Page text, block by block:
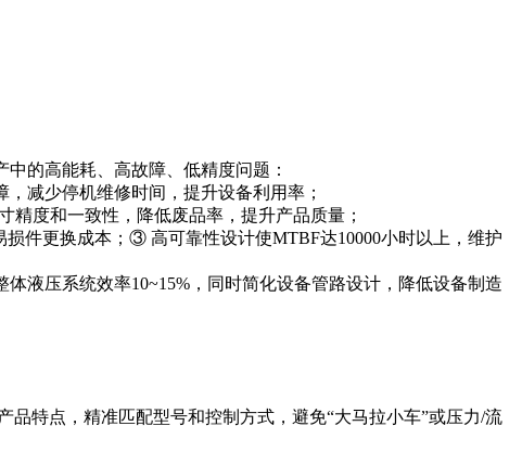
的高能耗、高故障、低精度问题：
减少停机维修时间，提升设备利用率；
度和一致性，降低废品率，提升产品质量；
件更换成本；③ 高可靠性设计使MTBF达10000小时以上，维护
液压系统效率10~15%，同时简化设备管路设计，降低设备制造
特点，精准匹配型号和控制方式，避免“大马拉小车”或压力/流